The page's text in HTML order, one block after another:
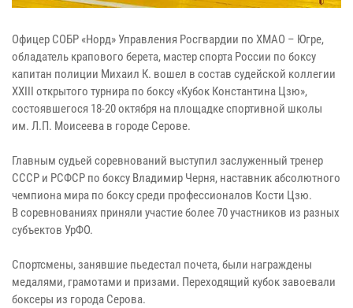
Офицер СОБР «Норд» Управления Росгвардии по ХМАО – Югре,
обладатель крапового берета, мастер спорта России по боксу
капитан полиции Михаил К. вошел в состав судейской коллегии
XXIII открытого турнира по боксу «Кубок Константина Цзю»,
состоявшегося 18-20 октября на площадке спортивной школы
им. Л.П. Моисеева в городе Серове.
Главным судьей соревнований выступил заслуженный тренер
СССР и РСФСР по боксу Владимир Черня, наставник абсолютного
чемпиона мира по боксу среди профессионалов Кости Цзю.
В соревнованиях приняли участие более 70 участников из разных
субъектов УрФО.
Спортсмены, занявшие пьедестал почета, были награждены
медалями, грамотами и призами. Переходящий кубок завоевали
боксеры из города Серова.